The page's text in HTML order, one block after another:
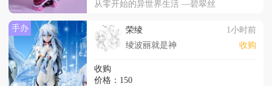
从零开始的异世界生活 —碧翠丝
手办 荣绫
1小时前
绫波丽就是神
收购
收购
价格：150